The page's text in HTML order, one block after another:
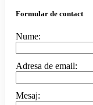
Formular de contact
Nume:
Adresa de email:
Mesaj: